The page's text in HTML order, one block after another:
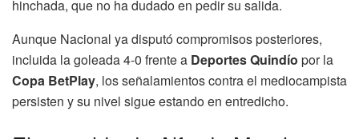
hinchada, que no ha dudado en pedir su salida.
Aunque Nacional ya disputó compromisos posteriores,
incluida la goleada 4-0 frente a Deportes Quindío por la
Copa BetPlay, los señalamientos contra el mediocampista
persisten y su nivel sigue estando en entredicho.